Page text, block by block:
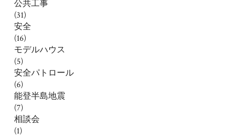
公共工事
(31)
安全
(16)
モデルハウス
(5)
安全パトロール
(6)
能登半島地震
(7)
相談会
(1)